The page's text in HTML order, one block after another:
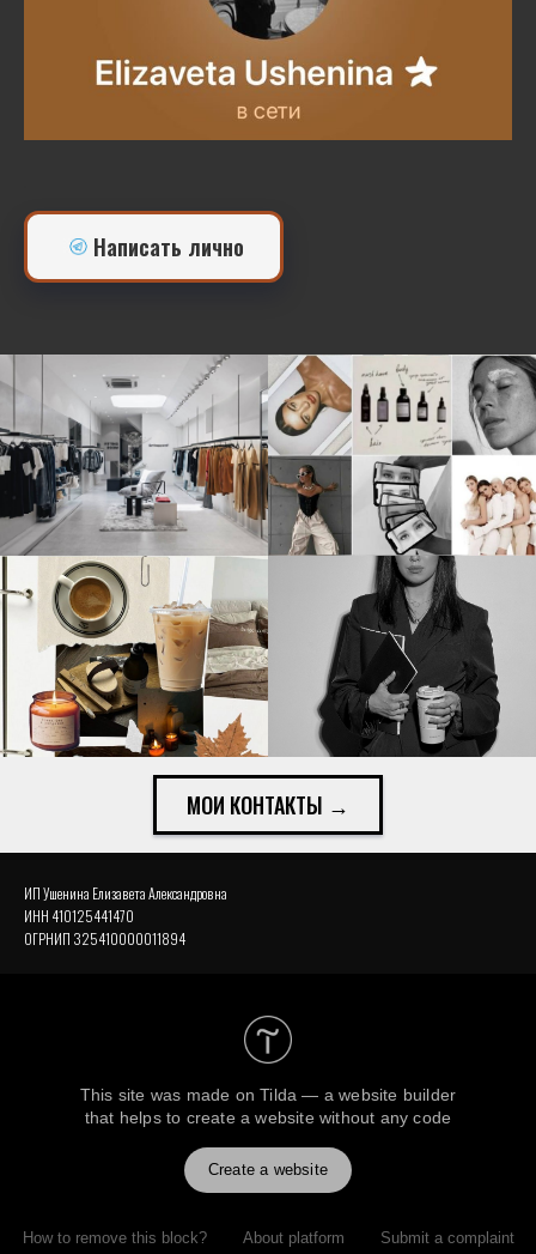
Написать лично
МОИ КОНТАКТЫ →
ИП Ушенина Елизавета Александровна
ИНН 410125441470
ОГРНИП 325410000011894
This site was made onTilda — a website builder
that helps to create a website without any code
Create a website
How to remove this block? About platform Submit a complaint